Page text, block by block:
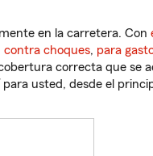
en la carretera. Con
contra choques, para
correcta que se
usted, desde el